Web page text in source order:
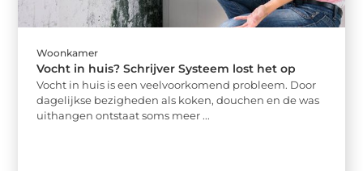
Woonkamer
Vocht in huis? Schrijver Systeem lost het op
Vocht in huis is een veelvoorkomend probleem. Door
dagelijkse bezigheden als koken, douchen en de was
uithangen ontstaat soms meer ...